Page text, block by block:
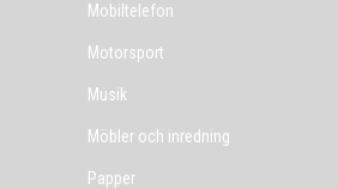
Mobiltelefon
Motorsport
Musik
Möbler och inredning
Papper